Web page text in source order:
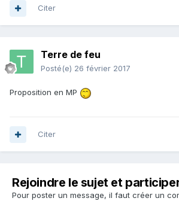
Citer
Terre de feu
Posté(e) 26 février 2017
Proposition en MP
Citer
Rejoindre le sujet et
Pour poster un message, il faut créer un